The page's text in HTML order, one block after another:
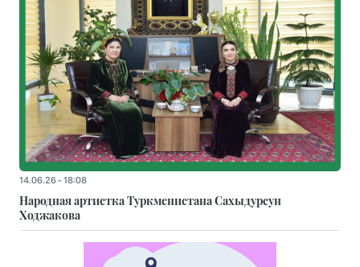
14.06.26 - 18:08
Народная артистка Туркменистана Сахыдурсун
Ходжакова